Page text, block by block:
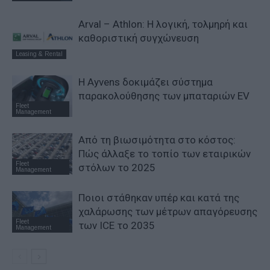
Leasing & Rental
Arval – Athlon: Η λογική, τολμηρή και
καθοριστική συγχώνευση
Fleet
Management
Η Ayvens δοκιμάζει σύστημα
παρακολούθησης των μπαταριών EV
Fleet
Management
Από τη βιωσιμότητα στο κόστος:
Πώς άλλαξε το τοπίο των εταιρικών
στόλων το 2025
Fleet
Management
Ποιοι στάθηκαν υπέρ και κατά της
χαλάρωσης των μέτρων απαγόρευσης
των ICE το 2035